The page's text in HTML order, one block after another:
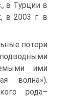
в Турции в
в 2003 г. в
потери
ими
волна»).
рода–